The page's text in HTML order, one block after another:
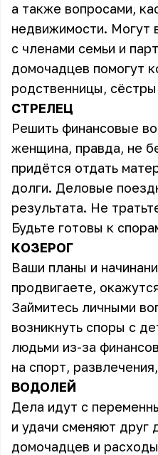
а также вопросами,
недвижимости. Могут
с членами семьи и
домочадцев помогут
родственницы,
СТРЕЛЕЦ
Решить финансовые
женщина, правда, не
придётся отдать
долги. Деловые
результата. Не
Будьте готовы к
КОЗЕРОГ
Ваши планы и
продвигаете,
Займитесь личными
возникнуть споры с
людьми из-за
на спорт,
ВОДОЛЕЙ
Дела идут с
и удачи сменяют друг
домочадцев и